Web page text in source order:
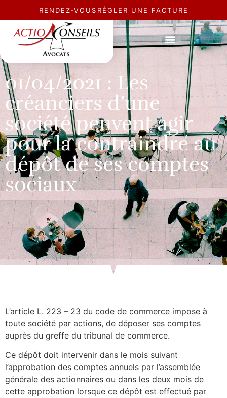
RENDEZ-VOUS RÉGLER UNE FACTURE
ACTUALITÉ
01/04/2021 : Les
créanciers d’une
société peuvent agir
pour la contraindre au
dépôt de ses comptes
sociaux
L’article L. 223 – 23 du code de commerce impose à
toute société par actions, de déposer ses comptes
auprès du greffe du tribunal de commerce.
Ce dépôt doit intervenir dans le mois suivant
l’approbation des comptes annuels par l’assemblée
générale des actionnaires ou dans les deux mois de
cette approbation lorsque ce dépôt est effectué par